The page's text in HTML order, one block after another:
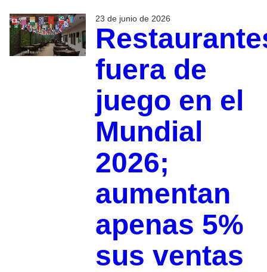
23 de junio de 2026
fuera de
juego en el
Mundial
2026;
aumentan
apenas 5%
sus ventas